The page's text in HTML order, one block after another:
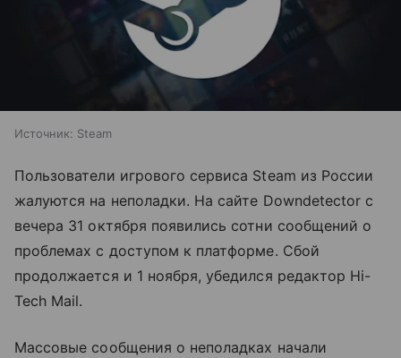
Источник: Steam
Пользователи игрового сервиса Steam из России
жалуются на неполадки. На сайте Downdetector с
вечера 31 октября появились сотни сообщений о
проблемах с доступом к платформе. Сбой
продолжается и 1 ноября, убедился редактор Hi-
Tech Mail.
Массовые сообщения о неполадках начали